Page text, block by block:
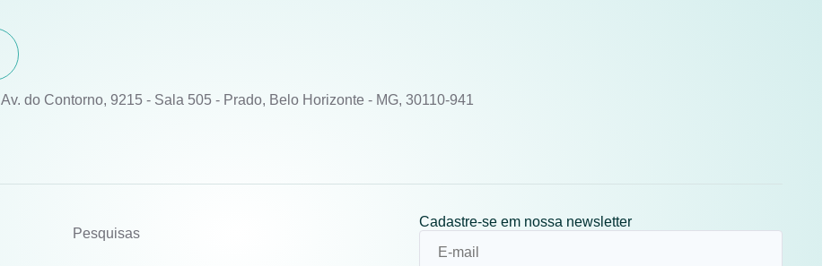
Av. do Contorno, 9215 - Sala 505 - Prado, Belo Horizonte - MG, 30110-941
Pesquisas
Cadastre-se em nossa newsletter